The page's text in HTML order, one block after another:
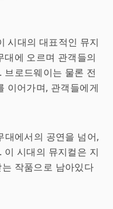
시대의 대표적인 뮤지
에 오르며 관객들의
로드웨이는 물론 전
이어가며, 관객들에게
대에서의 공연을 넘어,
시대의 뮤지컬은 지
작품으로 남아있다